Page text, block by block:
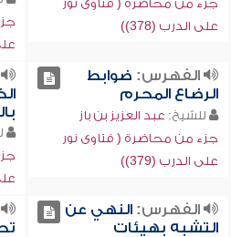
جزء من محاضرة ( فتاوى نور
على الدرب (378))
الفهرس: ضوابط
الرضاع المحرم
للشيخ: عبد العزيز بن باز
جزء من محاضرة ( فتاوى نور
على الدرب (379))
الفهرس:النهي عن
التشبه بهيئات